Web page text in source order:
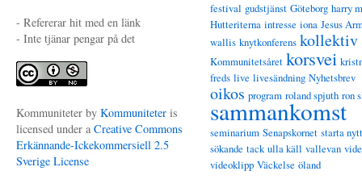
- Refererar hit med en länk
- Inte tjänar pengar på det
Kommuniteter by Kommuniteter is
licensed under a Creative Commons
Erkännande-Ickekommersiell 2.5
Sverige License
festival gudstjänst Göteborg harry
Hutteriterna intresse iona Jesus
wallis knytkonferens kollektiv
Kommunitetsåret korsvei
freds live livesändning Nyhetsbrev
oikos program roland spjuth ron
sammankomst
seminarium Senapskornet starta nytt
sökande tack ulla käll vallevan
videoklipp Väckelse öland